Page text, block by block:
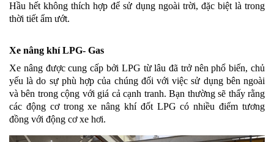
Hầu hết không thích hợp để sử dụng ngoài trời, đặc biệt là trong
thời tiết ẩm ướt.
Xe nâng khí LPG- Gas
Xe nâng được cung cấp bởi LPG từ lâu đã trở nên phổ biến, chủ
yếu là do sự phù hợp của chúng đối với việc sử dụng bên ngoài
và bên trong cộng với giá cả cạnh tranh. Bạn thường sẽ thấy rằng
các động cơ trong xe nâng khí đốt LPG có nhiều điểm tương
đồng với động cơ xe hơi.